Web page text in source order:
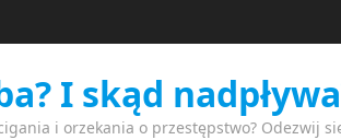
I skąd
i orzekania o przestępstwo? Odezwij